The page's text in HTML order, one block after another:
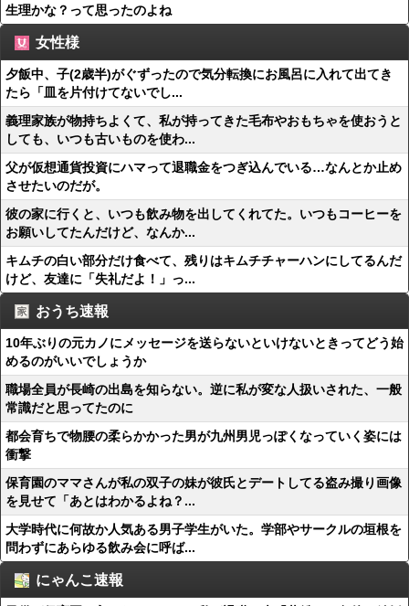
生理かな？って思ったのよね
女性様
夕飯中、子(2歳半)がぐずったので気分転換にお風呂に入れて出てき
たら「皿を片付けてないでし...
義理家族が物持ちよくて、私が持ってきた毛布やおもちゃを使おうと
しても、いつも古いものを使わ...
父が仮想通貨投資にハマって退職金をつぎ込んでいる…なんとか止め
させたいのだが。
彼の家に行くと、いつも飲み物を出してくれてた。いつもコーヒーを
お願いしてたんだけど、なんか...
キムチの白い部分だけ食べて、残りはキムチチャーハンにしてるんだ
けど、友達に「失礼だよ！」っ...
おうち速報
10年ぶりの元カノにメッセージを送らないといけないときってどう始
めるのがいいでしょうか
職場全員が長崎の出島を知らない。逆に私が変な人扱いされた、一般
常識だと思ってたのに
都会育ちで物腰の柔らかかった男が九州男児っぽくなっていく姿には
衝撃
保育園のママさんが私の双子の妹が彼氏とデートしてる盗み撮り画像
を見せて「あとはわかるよね？...
大学時代に何故か人気ある男子学生がいた。学部やサークルの垣根を
問わずにあらゆる飲み会に呼ば...
にゃんこ速報